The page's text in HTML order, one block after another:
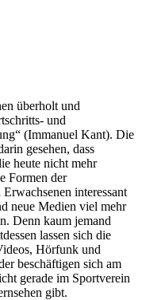
überholt und
und
(Immanuel Kant). Die
gesehen, dass
heute nicht mehr
Formen der
interessant
neue Medien viel mehr
Denn kaum jemand
lassen sich die
Hörfunk und
beschäftigen sich am
gerade im Sportverein
gibt.